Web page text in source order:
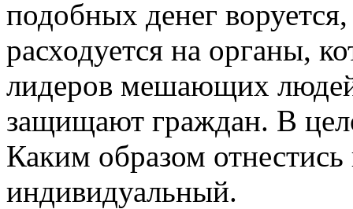
подобных денег
расходуется на органы,
лидеров мешающих
защищают граждан. В
Каким образом
индивидуальный.